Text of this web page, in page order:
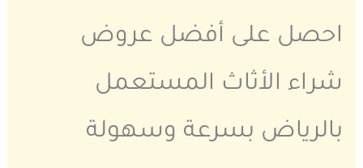
احصل على أفضل عروض
شراء الأثاث المستعمل
بالرياض بسرعة وسهولة